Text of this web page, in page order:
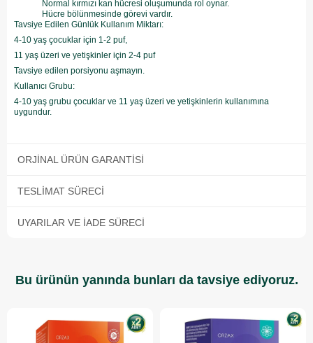
Normal kırmızı kan hücresi oluşumunda rol oynar.
Hücre bölünmesinde görevi vardır.
Tavsiye Edilen Günlük Kullanım Miktarı:
4-10 yaş çocuklar için 1-2 puf,
11 yaş üzeri ve yetişkinler için 2-4 puf
Tavsiye edilen porsiyonu aşmayın.
Kullanıcı Grubu:
4-10 yaş grubu çocuklar ve 11 yaş üzeri ve yetişkinlerin kullanımına
uygundur.
ORJINAL ÜRÜN GARANTISI
TESLIMAT SÜRECI
UYARILAR VE İADE SÜRECI
Bu ürünün yanında bunları da tavsiye ediyoruz.